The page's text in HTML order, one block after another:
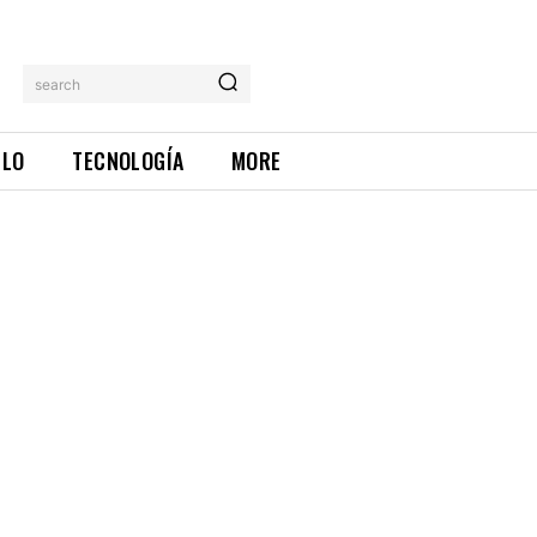
search
TECNOLOGÍA MORE